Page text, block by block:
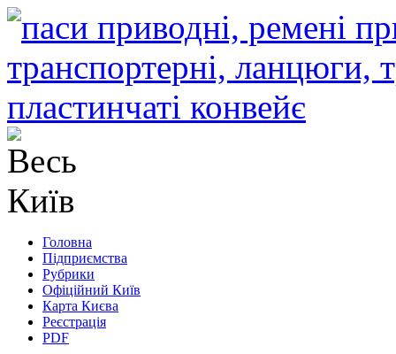
Головна
Підприємства
Рубрики
Офіційний Київ
Карта Києва
Реєстрація
PDF